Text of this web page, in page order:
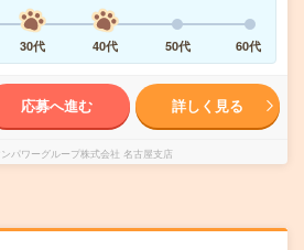
30代 40代 50代 60代
応募へ進む 詳しく見る
ンパワーグループ株式会社 名古屋支店